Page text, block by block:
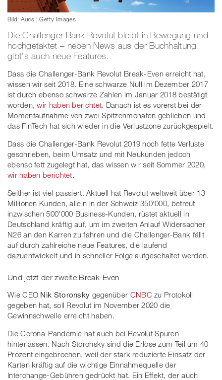
Bild: Auris | Getty Images
Die Challenger-Bank Revolut bleibt in Bewegung und
hochgetaktet – neben News aus der Buchhaltung
gibt's auch neue Features.
Dass die Challenger-Bank Revolut Break-Even erreicht hat,
wissen wir seit 2018. Eine schwarze Null im Dezember 2017
ist durch ebenso schwarze Zahlen im Januar 2018 bestätigt
worden,wir haben berichtet. Danach ist es vorerst bei der
Momentaufnahme von zwei Spitzenmonaten geblieben und
das FinTech hat sich wieder in die Verlustzone zurückgespielt.
Dass die Challenger-Bank Revolut 2019 noch fette Verluste
geschrieben, beim Umsatz und mit Neukunden jedoch
ebenso fett zugelegt hat, das wissen wir seit Sommer 2020,
wir haben berichtet.
Seither ist viel passiert. Aktuell hat Revolut weltweit über 13
Millionen Kunden, allein in der Schweiz 350'000, betreut
inzwischen 500'000 Business-Kunden, rüstet aktuell in
Deutschland kräftig auf, um im zweiten Anlauf Widersacher
N26 an den Karren zu fahren und die Challenger-Bank fällt
auf durch zahlreiche neue Features, die laufend
dazuentwickelt und in schneller Folge aufgeschaltet werden.
Und jetzt der zweite Break-Even
Wie CEO Nik Storonsky gegenüber CNBC zu Protokoll
gegeben hat, soll Revolut im November 2020 die
Gewinnschwelle erreicht haben.
Die Corona-Pandemie hat auch bei Revolut Spuren
hinterlassen. Nach Storonsky sind die Erlöse zum Teil um 40
Prozent eingebrochen, weil der stark reduzierte Einsatz der
Karten kräftig auf die wichtige Einnahmequelle der
Interchange-Gebühren gedrückt hat. Ein Effekt, der auch